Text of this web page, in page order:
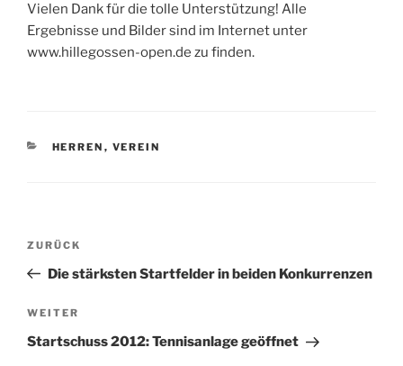
Vielen Dank für die tolle Unterstützung! Alle
Ergebnisse und Bilder sind im Internet unter
www.hillegossen-open.de zu finden.
KATEGORIEN
HERREN , VEREIN
Beitragsnavigation
Vorheriger
Beitrag
ZURÜCK
Die stärksten Startfelder in beiden Konkurrenzen
Nächster
Beitrag
WEITER
Startschuss 2012: Tennisanlage geöffnet